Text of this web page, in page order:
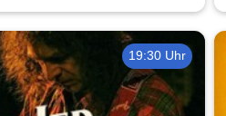
19:30 Uhr